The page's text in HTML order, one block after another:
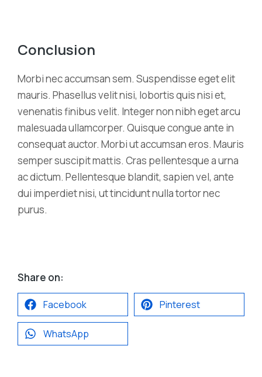
Conclusion
Morbi nec accumsan sem. Suspendisse eget elit
mauris. Phasellus velit nisi, lobortis quis nisi et,
venenatis finibus velit. Integer non nibh eget arcu
malesuada ullamcorper. Quisque congue ante in
consequat auctor. Morbi ut accumsan eros. Mauris
semper suscipit mattis. Cras pellentesque a urna
ac dictum. Pellentesque blandit, sapien vel, ante
dui imperdiet nisi, ut tincidunt nulla tortor nec
purus.
Share on:
Facebook Pinterest
WhatsApp